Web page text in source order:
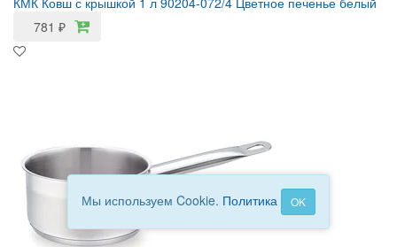
781 ₽
Мы используем Cookie. Политика OK